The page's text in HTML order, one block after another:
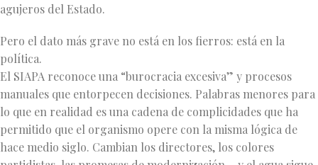
agujeros del Estado.
Pero el dato más grave no está en los fierros: está en la
política.
El SIAPA reconoce una “burocracia excesiva” y procesos
manuales que entorpecen decisiones. Palabras menores para
lo que en realidad es una cadena de complicidades que ha
permitido que el organismo opere con la misma lógica de
hace medio siglo. Cambian los directores, los colores